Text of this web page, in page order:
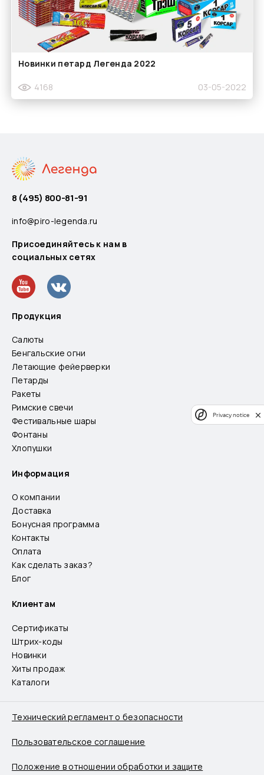
Новинки петард Легенда 2022
4168 03-05-2022
8 (495) 800-81-91
info@piro-legenda.ru
Присоединяйтесь к нам в
социальных сетях
Продукция
Салюты
Бенгальские огни
Летающие фейерверки
Петарды
Ракеты
Римские свечи
Фестивальные шары
Фонтаны
Хлопушки
Информация
О компании
Доставка
Бонусная программа
Контакты
Оплата
Как сделать заказ?
Блог
Клиентам
Сертификаты
Штрих-коды
Новинки
Хиты продаж
Каталоги
Технический регламент о безопасности
Пользовательское соглашение
Положение в отношении обработки и защите
Privacy notice